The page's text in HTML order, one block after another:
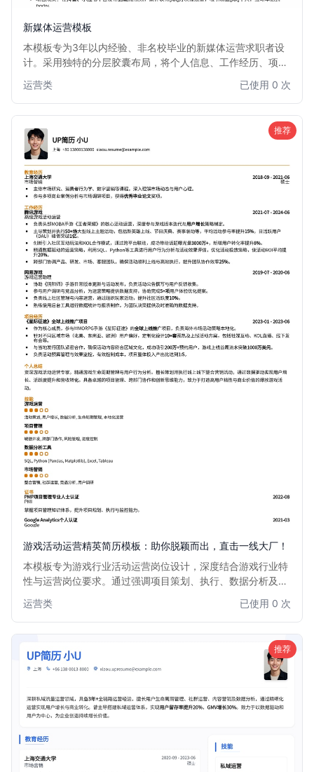
新媒体运营模板
本模板专为3年以内经验、非名校毕业的新媒体运营求职者设
计。采用独特的分层胶囊布局，将个人信息、工作经历、项目
简洁高效，突出核心竞争力，帮助你在众多简历中脱颖而出。
非常适合希望通过简历设计弥补学历背景，展现专业能力的新
运营类 已使用 0 次
推荐
游戏活动运营精英简历模板：助你脱颖而出，直击一线大厂！
本模板专为游戏行业活动运营岗位设计，深度结合游戏行业特
性与运营岗位要求。通过强调项目策划、执行、数据分析及用
织、线上活动策划，还是社区运营维护，都能精准匹配岗位需
求，让您的简历在众多候选人中脱颖而出，轻松获得心仪的面
运营类 已使用 0 次
推荐